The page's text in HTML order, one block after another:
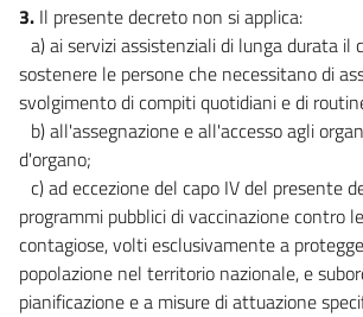
3. Il presente decreto non si applica:
a) ai servizi assistenziali di lunga durata il
sostenere le persone che necessitano di
svolgimento di compiti quotidiani e di
b) all'assegnazione e all'accesso agli
d'organo;
c) ad eccezione del capo IV del presente
programmi pubblici di vaccinazione contro
contagiose, volti esclusivamente a
popolazione nel territorio nazionale, e
pianificazione e a misure di attuazione